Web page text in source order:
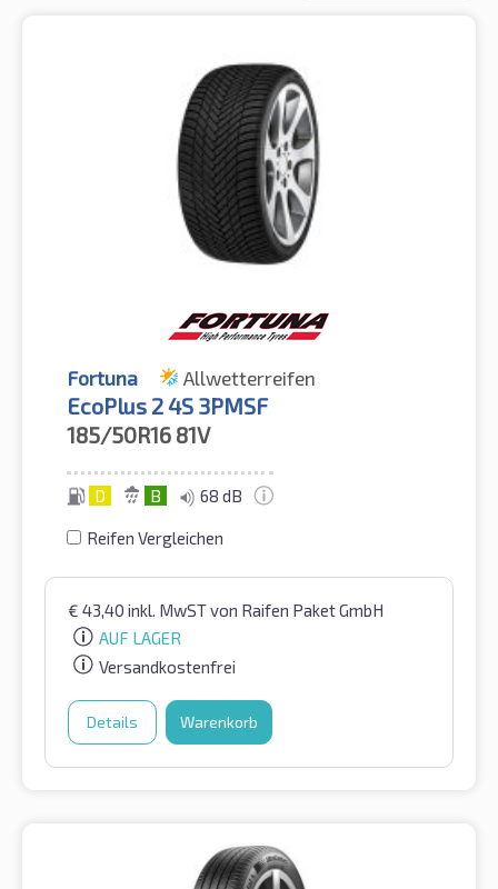
Fortuna Allwetterreifen
EcoPlus 2 4S 3PMSF
185/50R16 81V
D B 68 dB
Reifen Vergleichen
€ 43,40 inkl. MwSTvon Raifen Paket GmbH
AUF LAGER
Versandkostenfrei
Details Warenkorb